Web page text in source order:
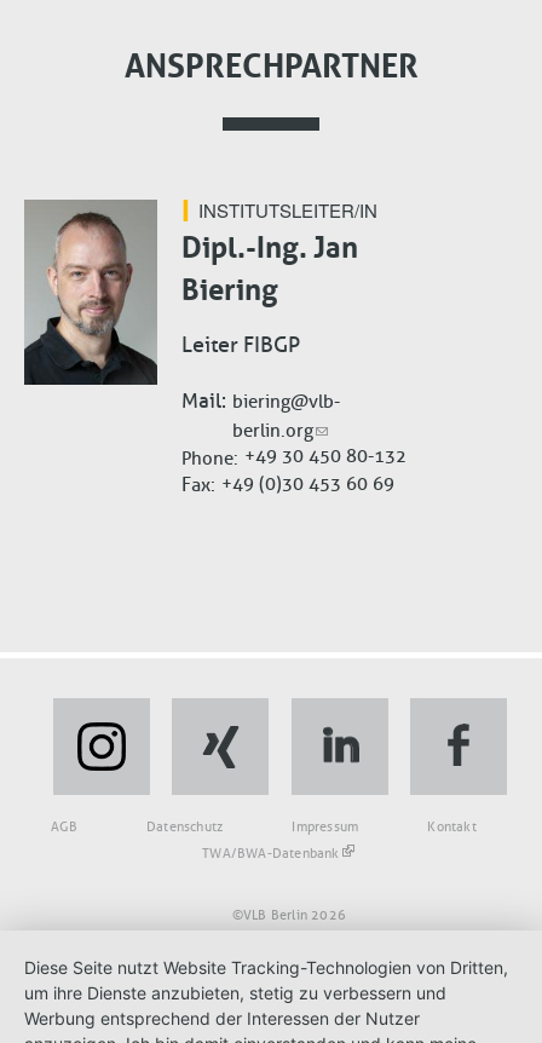
ANSPRECHPARTNER
INSTITUTSLEITER/IN
Dipl.-Ing. Jan
Biering
Leiter FIBGP
Mail biering@vlb-
berlin.org
Phone +49 30 450 80-132
Fax +49 (0)30 453 60 69
©VLB Berlin 2026
Fußbereich
AGB Datenschutz Impressum
Kontakt
TWA/BWA-Datenbank
Diese Seite nutzt Website Tracking-Technologien von Dritten,
um ihre Dienste anzubieten, stetig zu verbessern und
Werbung entsprechend der Interessen der Nutzer